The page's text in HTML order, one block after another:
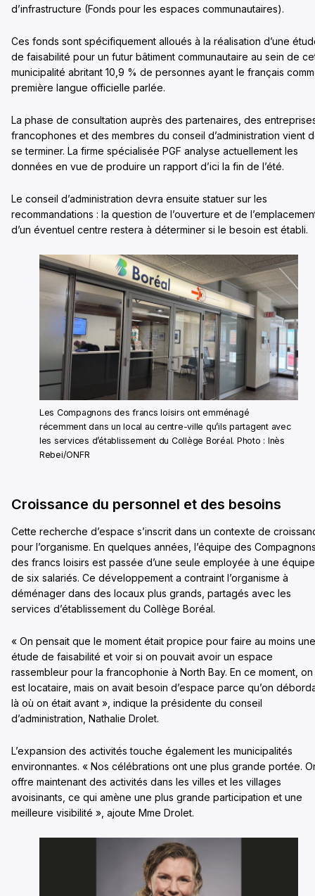
d’infrastructure (Fonds pour les espaces communautaires).
Ces fonds sont spécifiquement alloués à la réalisation d’une
de faisabilité pour un futur bâtiment communautaire au sein de
municipalité abritant 10,9 % de personnes ayant le français
première langue officielle parlée.
La phase de consultation auprès des partenaires, des
francophones et des membres du conseil d’administration vient
se terminer. La firme spécialisée PGF analyse actuellement les
données en vue de produire un rapport d’ici la fin de l’été.
Le conseil d’administration devra ensuite statuer sur les
recommandations : la question de l’ouverture et de
d’un éventuel centre restera à déterminer si le besoin est établi.
Les Compagnons des francs loisirs ont emménagé
récemment dans un local au centre-ville qu’ils partagent avec
les services d’établissement du Collège Boréal. Photo : Inès
Rebei/ONFR
Croissance du personnel et des besoins
Cette recherche d’espace s’inscrit dans un contexte de
pour l’organisme. En quelques années, l’équipe des
des francs loisirs est passée d’une seule employée à une équipe
de six salariés. Ce développement a contraint l’organisme à
déménager dans des locaux plus grands, partagés avec les
services d’établissement du Collège Boréal.
« On pensait que le moment était propice pour faire au moins une
étude de faisabilité et voir si on pouvait avoir un espace
rassembleur pour la francophonie à North Bay. En ce moment, on
est locataire, mais on avait besoin d’espace parce qu’on
là où on était avant », indique la présidente du conseil
d’administration, Nathalie Drolet.
L’expansion des activités touche également les municipalités
environnantes. « Nos célébrations ont une plus grande portée.
offre maintenant des activités dans les villes et les villages
avoisinants, ce qui amène une plus grande participation et une
meilleure visibilité », ajoute Mme Drolet.